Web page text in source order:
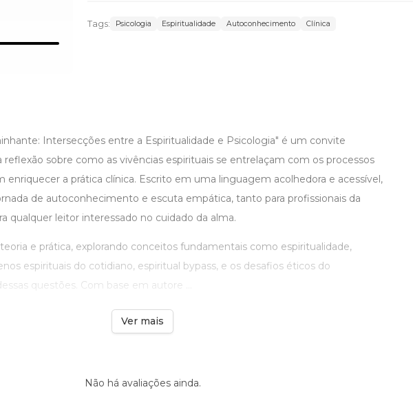
Tags: Psicologia Espiritualidade Autoconhecimento Clínica
Intersecções entre a Espiritualidade e Psicologia" é um convite
reflexão sobre como as vivências espirituais se entrelaçam com os processos
enriquecer a prática clínica. Escrito em uma linguagem acolhedora e acessível,
de autoconhecimento e escuta empática, tanto para profissionais da
qualquer leitor interessado no cuidado da alma.
e prática, explorando conceitos fundamentais como espiritualidade,
espirituais do cotidiano, espiritual bypass, e os desafios éticos do
questões. Com base em autore ...
Ver mais
Não há avaliações ainda.